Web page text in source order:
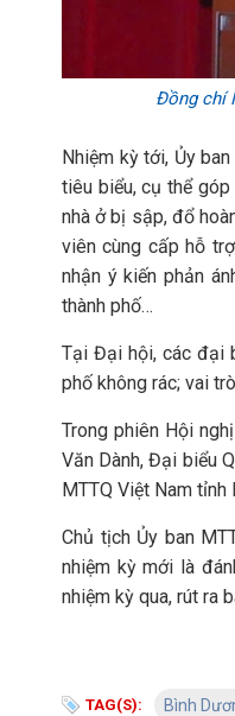
Đồng chí
Nhiệm kỳ tới, Ủy
tiêu biểu, cụ thể
nhà ở bị sập, đổ
viên cùng cấp hỗ
nhận ý kiến phản
thành phố…
Tại Đại hội, các đại
phố không rác; vai
Trong phiên Hội
Văn Dành, Đại biểu
MTTQ Việt Nam tỉnh
Chủ tịch Ủy ban
nhiệm kỳ mới là
nhiệm kỳ qua, rút ra
TAG(S): Bình